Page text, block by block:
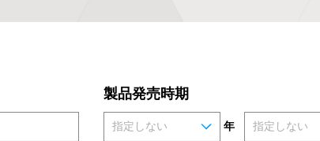
製品発売時期
年